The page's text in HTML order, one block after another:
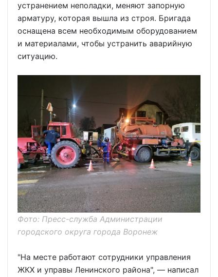
устранением неполадки, меняют запорную
арматуру, которая вышла из строя. Бригада
оснащена всем необходимым оборудованием
и материалами, чтобы устранить аварийную
ситуацию.
Фото: Пресс-служба Администрации
городского округа города Воронеж
"На месте работают сотрудники управления
ЖКХ и управы Ленинского района", — написал